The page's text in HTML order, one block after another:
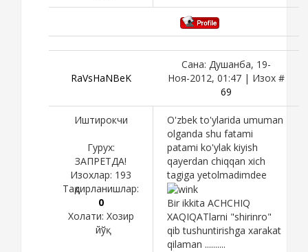
RaVsHaNBeK
Сана: Душанба, 19-
Ноя-2012, 01:47 | Изох #
69
Иштирокчи
Гурух:
ЗАПРЕТДА!
Изохлар: 193
Тақдирланишлар:
0
Холати: Хозир
йўқ
O'zbek to'ylarida umuman
olganda shu fatami
patami ko'ylak kiyish
qayerdan chiqqan xich
tagiga yetolmadimdee
Bir ikkita ACHCHIQ
XAQIQATlarni "shirinro"
qib tushuntirishga xarakat
qilaman ..........